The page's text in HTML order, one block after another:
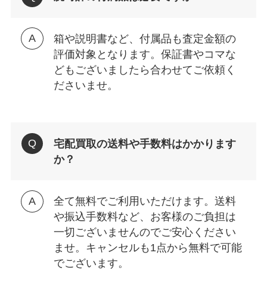
箱や説明書など、付属品も査定金額の
評価対象となります。保証書やコマな
どもございましたら合わせてご依頼く
ださいませ。
宅配買取の送料や手数料はかかります
か？
全て無料でご利用いただけます。送料
や振込手数料など、お客様のご負担は
一切ございませんのでご安心ください
ませ。キャンセルも1点から無料で可能
でございます。